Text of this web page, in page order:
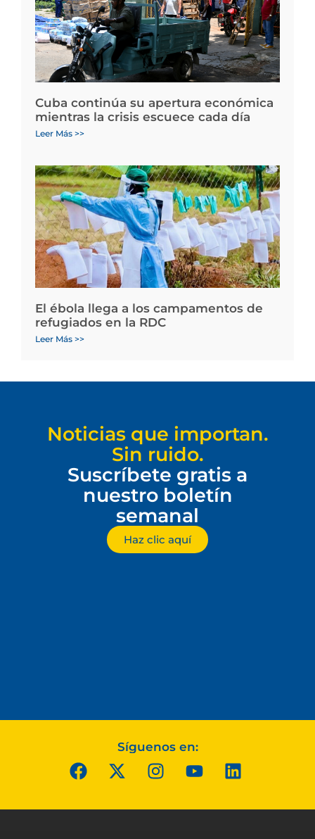
Cuba continúa su apertura económica
mientras la crisis escuece cada día
Leer Más >>
El ébola llega a los campamentos de
refugiados en la RDC
Leer Más >>
Noticias que importan.
Sin ruido.
Suscríbete gratis a
nuestro boletín
semanal
Haz clic aquí
Síguenos en: